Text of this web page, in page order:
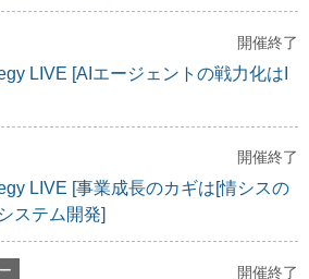
開催終了
LIVE [AIエージェントの戦力化はI
開催終了
LIVE [事業成長のカギは[情シスの
ステム開発]
開催終了